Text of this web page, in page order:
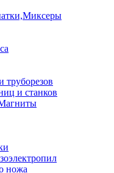
труборезов
и станков
ножа